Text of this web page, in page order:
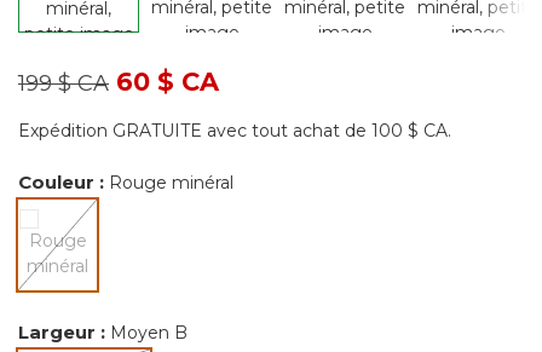
Prix réduit de
199 $ CAà60 $ CA
Expédition GRATUITE avec tout achat de 100 $ CA.
Couleur : Rouge minéral
sélectionné
Largeur : Moyen B